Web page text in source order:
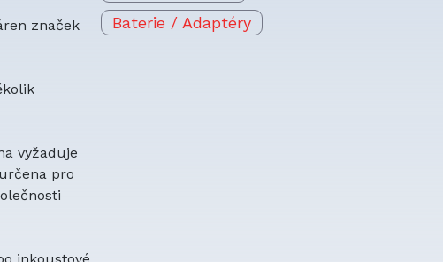
značek
vyžaduje
pro
Baterie / Adaptéry